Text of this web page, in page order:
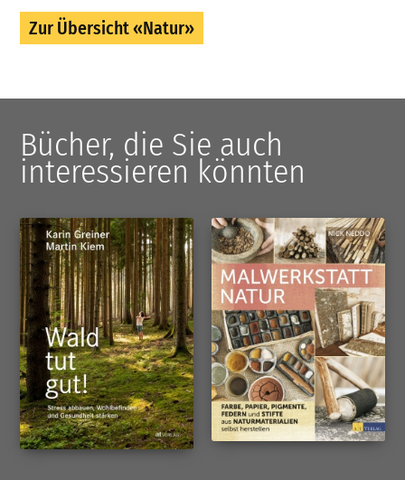
Zur Übersicht «Natur»
Bücher, die Sie auch
interessieren könnten